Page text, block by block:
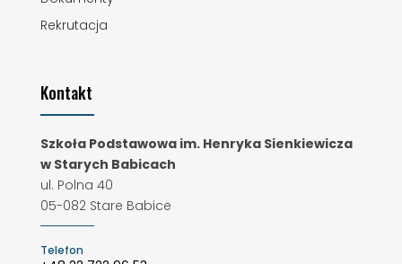
Rekrutacja
Kontakt
Szkoła Podstawowa im. Henryka Sienkiewicza
w Starych Babicach
ul. Polna 40
05-082 Stare Babice
Telefon